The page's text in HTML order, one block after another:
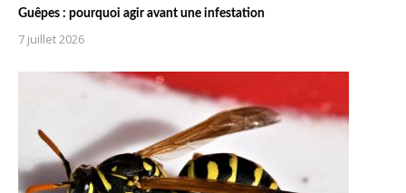
Guêpes : pourquoi agir avant une infestation
7 juillet 2026